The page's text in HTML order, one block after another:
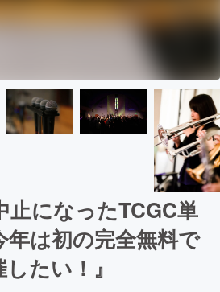
止になったTCGC単
は初の完全無料で
たい！』